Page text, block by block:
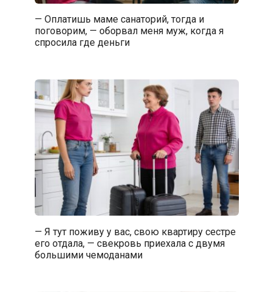
— Оплатишь маме санаторий, тогда и
поговорим, — оборвал меня муж, когда я
спросила где деньги
— Я тут поживу у вас, свою квартиру сестре
его отдала, — свекровь приехала с двумя
большими чемоданами